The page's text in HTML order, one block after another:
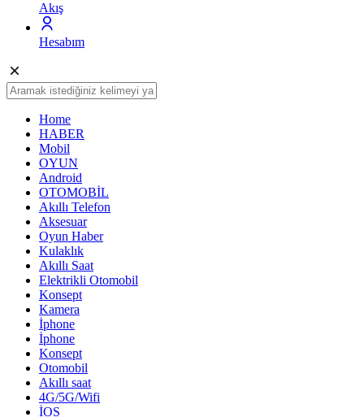
Akış
Hesabım
Home
HABER
Mobil
OYUN
Android
OTOMOBİL
Akıllı Telefon
Aksesuar
Oyun Haber
Kulaklık
Akıllı Saat
Elektrikli Otomobil
Konsept
Kamera
İphone
İphone
Konsept
Otomobil
Akıllı saat
4G/5G/Wifi
İOS